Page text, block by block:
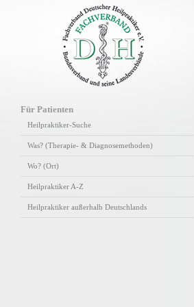
Für Patienten
Heilpraktiker-Suche
Was? (Therapie- & Diagnosemethoden)
Wo? (Ort)
Heilpraktiker A-Z
Heilpraktiker außerhalb Deutschlands